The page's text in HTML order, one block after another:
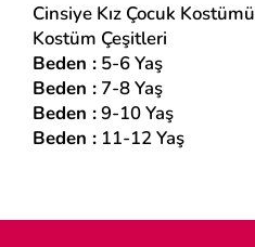
Cinsiye Kız Çocuk Kostümü
Kostüm Çeşitleri
Beden : 5-6 Yaş
Beden : 7-8 Yaş
Beden :9-10 Yaş
Beden : 11-12 Yaş